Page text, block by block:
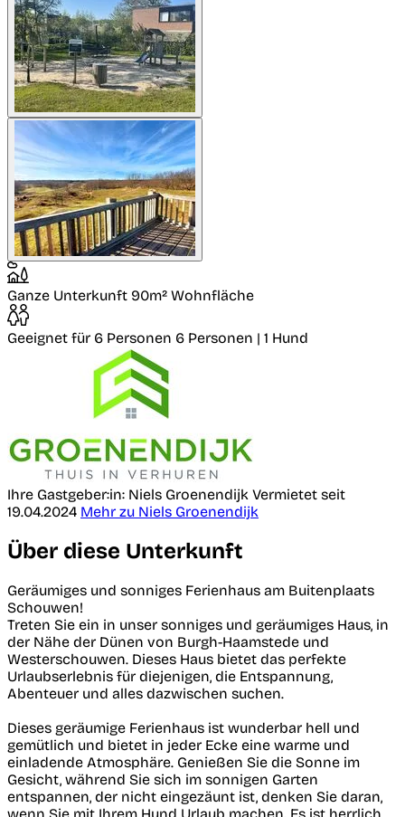
Ganze Unterkunft 90m² Wohnfläche
Geeignet für 6 Personen 6 Personen | 1 Hund
Ihre Gastgeber:in: Niels Groenendijk Vermietet seit
19.04.2024 Mehr zu Niels Groenendijk
Über diese Unterkunft
Geräumiges und sonniges Ferienhaus am Buitenplaats
Schouwen!
Treten Sie ein in unser sonniges und geräumiges Haus, in
der Nähe der Dünen von Burgh-Haamstede und
Westerschouwen. Dieses Haus bietet das perfekte
Urlaubserlebnis für diejenigen, die Entspannung,
Abenteuer und alles dazwischen suchen.
Dieses geräumige Ferienhaus ist wunderbar hell und
gemütlich und bietet in jeder Ecke eine warme und
einladende Atmosphäre. Genießen Sie die Sonne im
Gesicht, während Sie sich im sonnigen Garten
entspannen, der nicht eingezäunt ist, denken Sie daran,